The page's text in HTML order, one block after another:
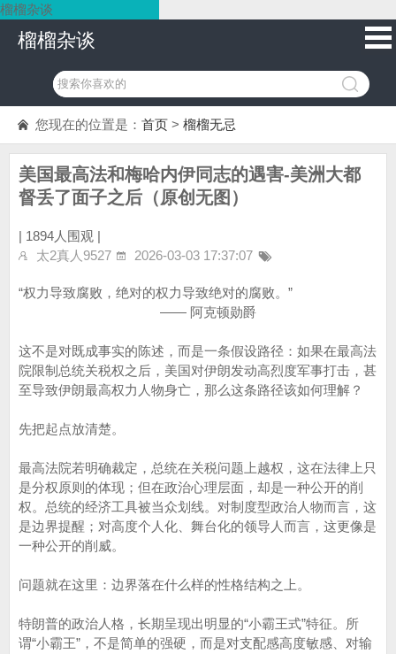
榴榴杂谈
榴榴杂谈
您现在的位置是： 首页 > 榴榴无忌
美国最高法和梅哈内伊同志的遇害-美洲大都
督丢了面子之后（原创无图）
| 1894人围观 |
太2真人9527
2026-03-03 17:37:07
“权力导致腐败，绝对的权力导致绝对的腐败。”
—— 阿克顿勋爵
这不是对既成事实的陈述，而是一条假设路径：如果在最高法
院限制总统关税权之后，美国对伊朗发动高烈度军事打击，甚
至导致伊朗最高权力人物身亡，那么这条路径该如何理解？
先把起点放清楚。
最高法院若明确裁定，总统在关税问题上越权，这在法律上只
是分权原则的体现；但在政治心理层面，却是一种公开的削
权。总统的经济工具被当众划线。对制度型政治人物而言，这
是边界提醒；对高度个人化、舞台化的领导人而言，这更像是
一种公开的削威。
问题就在这里：边界落在什么样的性格结构之上。
特朗普的政治人格，长期呈现出明显的“小霸王式”特征。所
谓“小霸王”，不是简单的强硬，而是对支配感高度敏感、对输